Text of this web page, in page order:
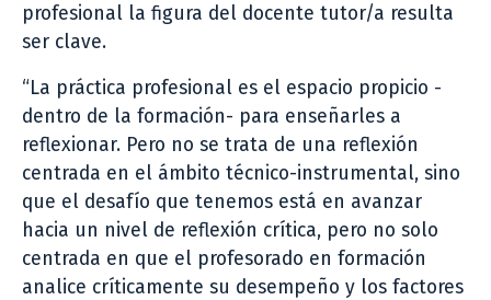
profesional la figura del docente tutor/a resulta
ser clave.
“La práctica profesional es el espacio propicio -
dentro de la formación- para enseñarles a
reflexionar. Pero no se trata de una reflexión
centrada en el ámbito técnico-instrumental, sino
que el desafío que tenemos está en avanzar
hacia un nivel de reflexión crítica, pero no solo
centrada en que el profesorado en formación
analice críticamente su desempeño y los factores